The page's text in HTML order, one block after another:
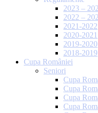
2023 –
2022 –
2021-2022
2020-2021
2019-2020
2018-2019
Cupa României
Seniori
Cupa
Cupa
Cupa
Cupa